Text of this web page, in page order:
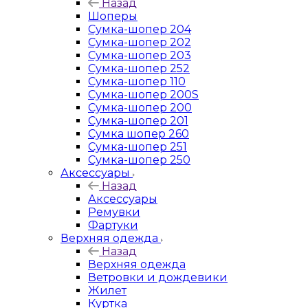
Назад
Шоперы
Сумка-шопер 204
Сумка-шопер 202
Сумка-шопер 203
Сумка-шопер 252
Сумка-шопер 110
Сумка-шопер 200S
Сумка-шопер 200
Сумка-шопер 201
Сумка шопер 260
Сумка-шопер 251
Сумка-шопер 250
Аксессуары
Назад
Аксессуары
Ремувки
Фартуки
Верхняя одежда
Назад
Верхняя одежда
Ветровки и дождевики
Жилет
Куртка